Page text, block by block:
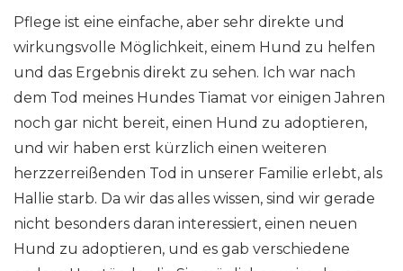
Pflege ist eine einfache, aber sehr direkte und
wirkungsvolle Möglichkeit, einem Hund zu helfen
und das Ergebnis direkt zu sehen. Ich war nach
dem Tod meines Hundes Tiamat vor einigen Jahren
noch gar nicht bereit, einen Hund zu adoptieren,
und wir haben erst kürzlich einen weiteren
herzzerreißenden Tod in unserer Familie erlebt, als
Hallie starb. Da wir das alles wissen, sind wir gerade
nicht besonders daran interessiert, einen neuen
Hund zu adoptieren, und es gab verschiedene